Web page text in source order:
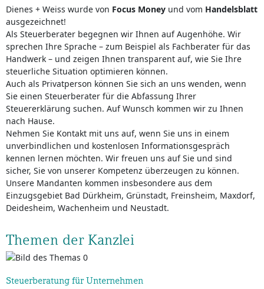
Dienes + Weiss wurde von Focus Money und vom Handelsblatt
ausgezeichnet!
Als Steuerberater begegnen wir Ihnen auf Augenhöhe. Wir
sprechen Ihre Sprache – zum Beispiel als Fachberater für das
Handwerk – und zeigen Ihnen transparent auf, wie Sie Ihre
steuerliche Situation optimieren können.
Auch als Privatperson können Sie sich an uns wenden, wenn
Sie einen Steuerberater für die Abfassung Ihrer
Steuererklärung suchen. Auf Wunsch kommen wir zu Ihnen
nach Hause.
Nehmen Sie Kontakt mit uns auf, wenn Sie uns in einem
unverbindlichen und kostenlosen Informationsgespräch
kennen lernen möchten. Wir freuen uns auf Sie und sind
sicher, Sie von unserer Kompetenz überzeugen zu können.
Unsere Mandanten kommen insbesondere aus dem
Einzugsgebiet Bad Dürkheim, Grünstadt, Freinsheim, Maxdorf,
Deidesheim, Wachenheim und Neustadt.
Themen der Kanzlei
Steuerberatung für Unternehmen